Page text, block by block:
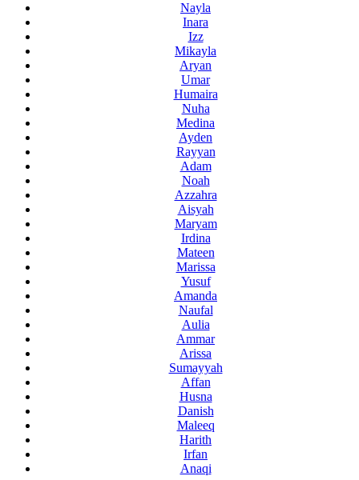
Nayla
Inara
Izz
Mikayla
Aryan
Umar
Humaira
Nuha
Medina
Ayden
Rayyan
Adam
Noah
Azzahra
Aisyah
Maryam
Irdina
Mateen
Marissa
Yusuf
Amanda
Naufal
Aulia
Ammar
Arissa
Sumayyah
Affan
Husna
Danish
Maleeq
Harith
Irfan
Anaqi